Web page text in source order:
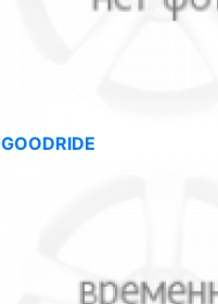
GOODRIDE